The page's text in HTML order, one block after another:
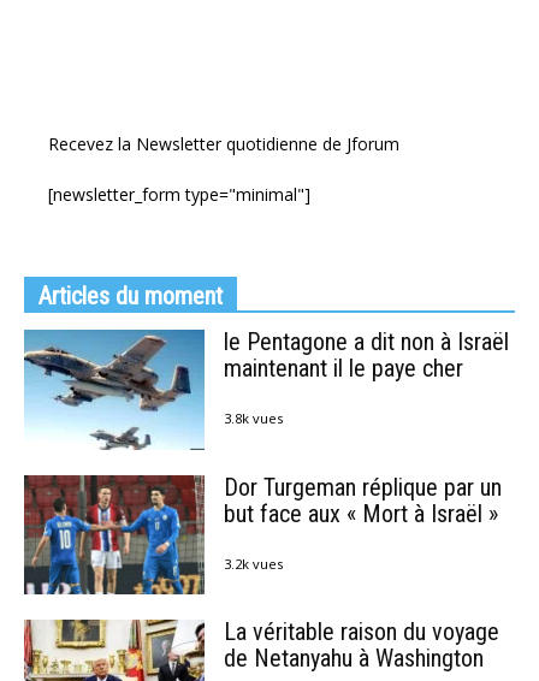
Recevez la Newsletter quotidienne de Jforum
[newsletter_form type="minimal"]
Articles du moment
le Pentagone a dit non à Israël
maintenant il le paye cher
3.8k vues
Dor Turgeman réplique par un
but face aux « Mort à Israël »
3.2k vues
La véritable raison du voyage
de Netanyahu à Washington